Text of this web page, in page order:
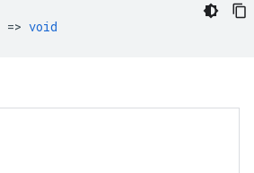
=> void